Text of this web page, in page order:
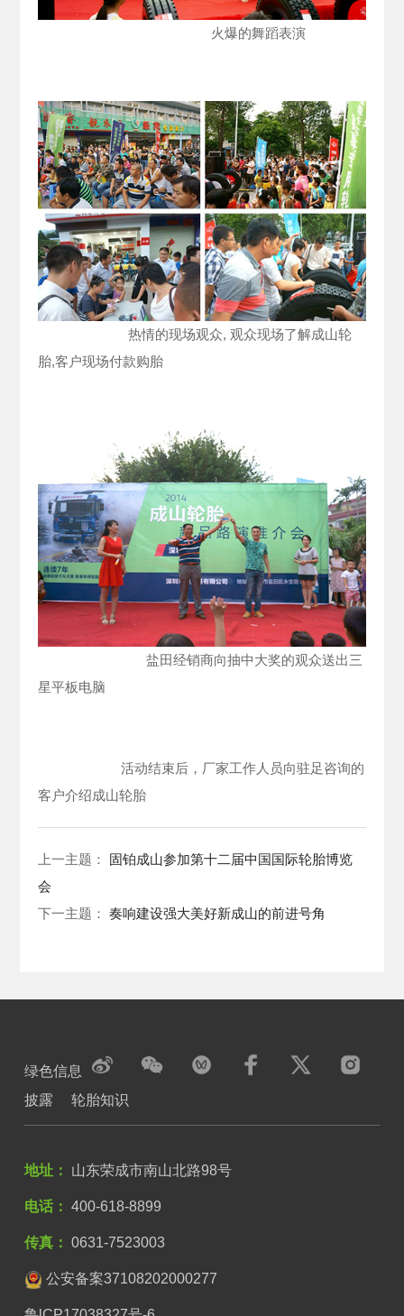
火爆的舞蹈表演
热情的现场观众, 观众现场了解成山轮
胎,客户现场付款购胎
盐田经销商向抽中大奖的观众送出三
星平板电脑
活动结束后，厂家工作人员向驻足咨询的
客户介绍成山轮胎
上一主题： 固铂成山参加第十二届中国国际轮胎博览
会
下一主题：奏响建设强大美好新成山的前进号角
绿色信息
披露
轮胎知识
地址： 山东荣成市南山北路98号
电话： 400-618-8899
传真： 0631-7523003
公安备案37108202000277